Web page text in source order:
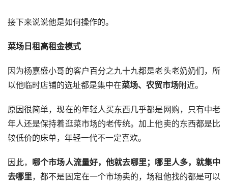
接下来说说他是如何操作的。
菜场日租高租金模式
因为杨嘉盛小哥的客户百分之九十九都是老头老奶奶们，所
以他临时店铺的选址都是集中在菜场、农贸市场附近。
原因很简单，现在的年轻人买东西几乎都是网购，只有中老
年人还是保持着逛菜市场的老传统。加上他卖的东西都是比
较低价的床单，年轻一代不一定喜欢。
因此， 哪个市场人流量好，他就去哪里；哪里人多，就集中
去哪里，都不是固定在一个市场卖的，场租他找的都是可以